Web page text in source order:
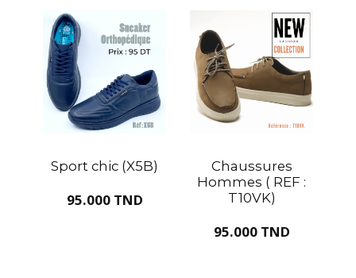
Sport chic (X5B)
95.000 TND
Chaussures
Hommes ( REF :
T10VK)
95.000 TND